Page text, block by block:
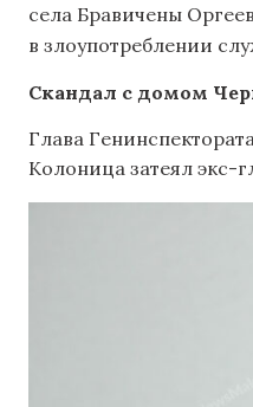
села Бравичены
в злоупотреблении
Скандал с домом
Глава
Колоница затеял экс-